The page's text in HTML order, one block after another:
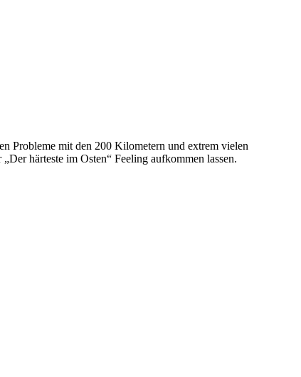
Probleme mit den 200 Kilometern und extrem vielen
härteste im Osten“ Feeling aufkommen lassen.